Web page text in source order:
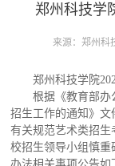
郑州科技学
来源：郑州科
郑州科技学院
根据《教育部办
招生工作的通知》
有关规范艺术类招
校招生领导小组慎重